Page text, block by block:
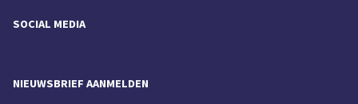
SOCIAL MEDIA
NIEUWSBRIEF AANMELDEN